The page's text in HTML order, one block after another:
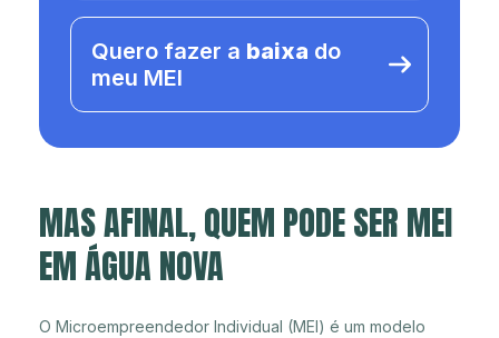
Quero fazer a baixa do
meu MEI
MAS AFINAL, QUEM PODE SER MEI
EM ÁGUA NOVA
O Microempreendedor Individual (MEI) é um modelo